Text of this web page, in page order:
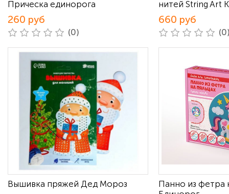
Прическа единорога
260 руб
(0)
нитей String Art
660 руб
Вышивка пряжей Дед Мороз
Панно из фетра